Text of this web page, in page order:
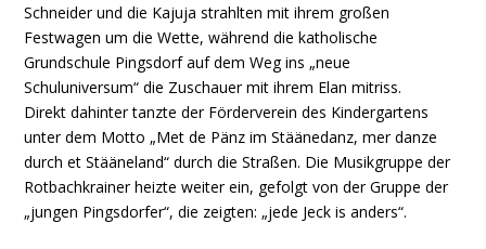
Schneider und die Kajuja strahlten mit ihrem großen
Festwagen um die Wette, während die katholische
Grundschule Pingsdorf auf dem Weg ins „neue
Schuluniversum“ die Zuschauer mit ihrem Elan mitriss.
Direkt dahinter tanzte der Förderverein des Kindergartens
unter dem Motto „Met de Pänz im Stäänedanz, mer danze
durch et Stääneland“ durch die Straßen. Die Musikgruppe der
Rotbachkrainer heizte weiter ein, gefolgt von der Gruppe der
„jungen Pingsdorfer“, die zeigten: „jede Jeck is anders“.